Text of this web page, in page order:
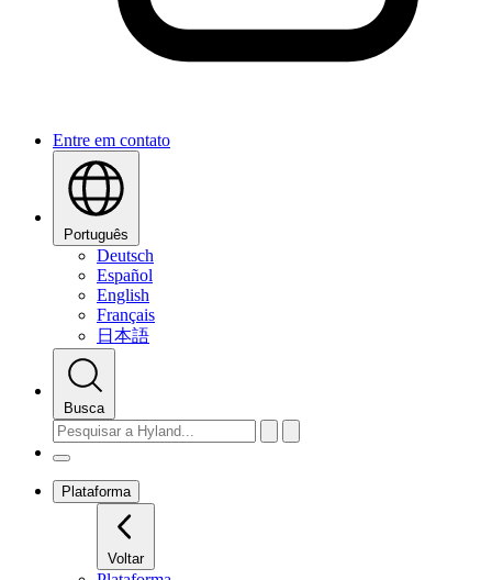
Entre em contato
Português
Deutsch
Español
English
Français
日本語
Busca
Plataforma
Voltar